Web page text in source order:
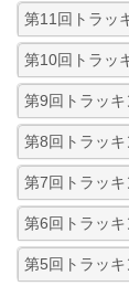
第11回トラッ
第10回トラッ
第9回トラッ
第8回トラッ
第7回トラッ
第6回トラッ
第5回トラッ